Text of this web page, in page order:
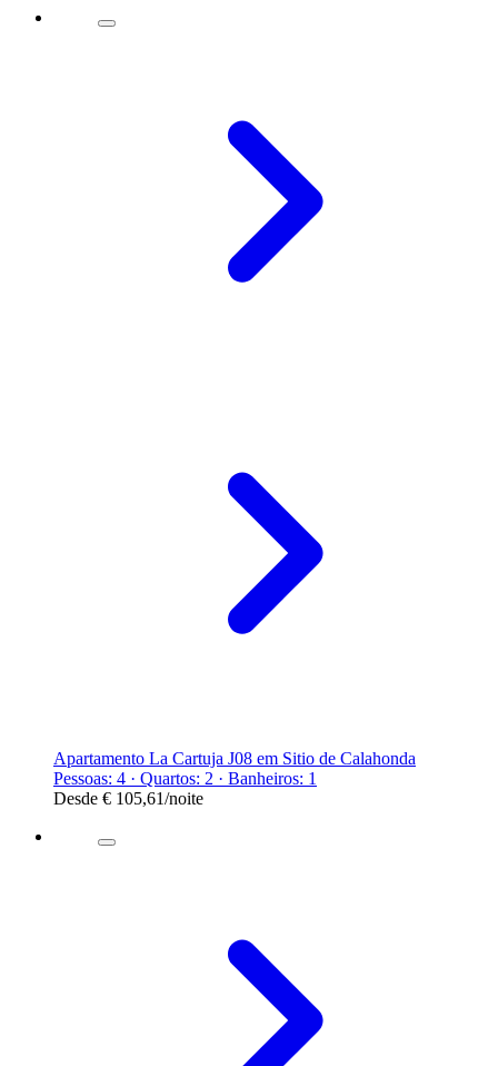
Apartamento La Cartuja J08 em Sitio de Calahonda
Pessoas: 4 · Quartos: 2 · Banheiros: 1
Desde € 105,61/noite